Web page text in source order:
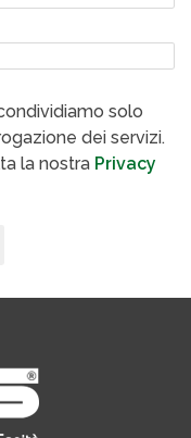
solo
dei servizi.
la nostra Privacy